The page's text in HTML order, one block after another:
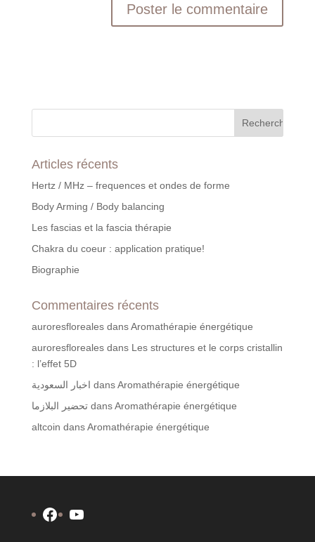
Articles récents
Hertz / MHz – frequences et ondes de forme
Body Arming / Body balancing
Les fascias et la fascia thérapie
Chakra du coeur : application pratique!
Biographie
Commentaires récents
auroresflorealesdansAromathérapie énergétique
auroresflorealesdans Les structures et le corps cristallin
: l’effet 5D
اخبار السعودية dansAromathérapie énergétique
تحضير البلازماdansAromathérapie énergétique
altcoin dansAromathérapie énergétique
Facebook
YouTube